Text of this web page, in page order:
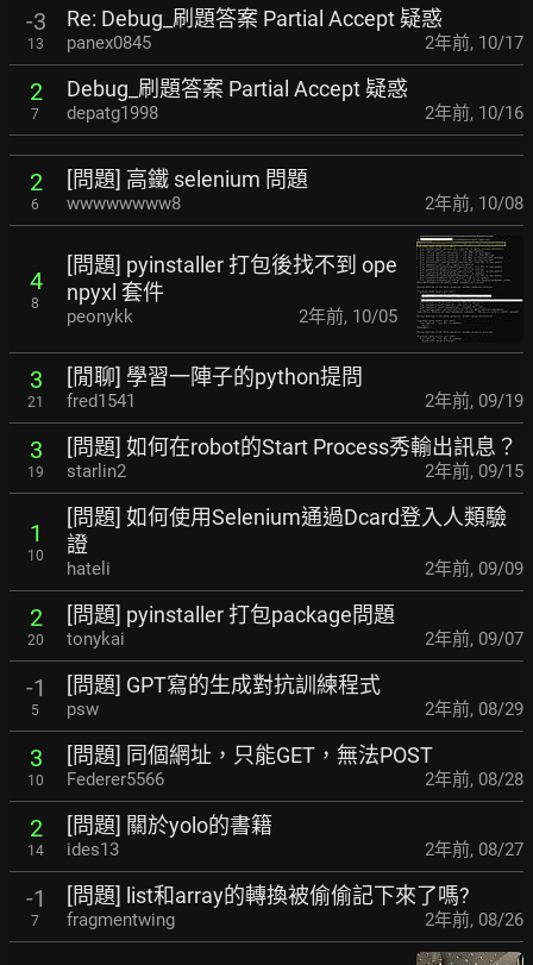
-3
13
Re: Debug_刷題答案 Partial Accept 疑惑
panex0845 2年前, 10/17
2
7
Debug_刷題答案 Partial Accept 疑惑
depatg1998 2年前, 10/16
2
6
[問題] 高鐵 selenium 問題
wwwwwwww8 2年前, 10/08
4
8
[問題] pyinstaller 打包後找不到 ope
npyxl 套件
peonykk 2年前, 10/05
3
21
[閒聊] 學習一陣子的python提問
fred1541 2年前, 09/19
3
19
[問題] 如何在robot的Start Process秀輸出訊息？
starlin2 2年前, 09/15
1
10
[問題] 如何使用Selenium通過Dcard登入人類驗
證
hateli 2年前, 09/09
2
20
[問題] pyinstaller 打包package問題
tonykai 2年前, 09/07
-1
5
[問題] GPT寫的生成對抗訓練程式
psw 2年前, 08/29
3
10
[問題] 同個網址，只能GET，無法POST
Federer5566 2年前, 08/28
2
14
[問題] 關於yolo的書籍
ides13 2年前, 08/27
-1
7
[問題] list和array的轉換被偷偷記下來了嗎?
fragmentwing 2年前, 08/26